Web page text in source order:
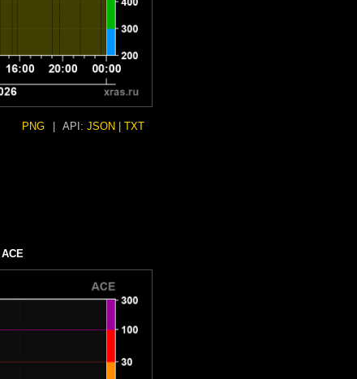
PNG API: JSON TXT
ACE